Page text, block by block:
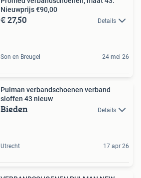
Nieuwprijs €90,00
€ 27,50 Details
Son en Breugel 24 mei 26
Pulman verbandschoenen verband
sloffen 43 nieuw
Bieden Details
Utrecht 17 apr 26